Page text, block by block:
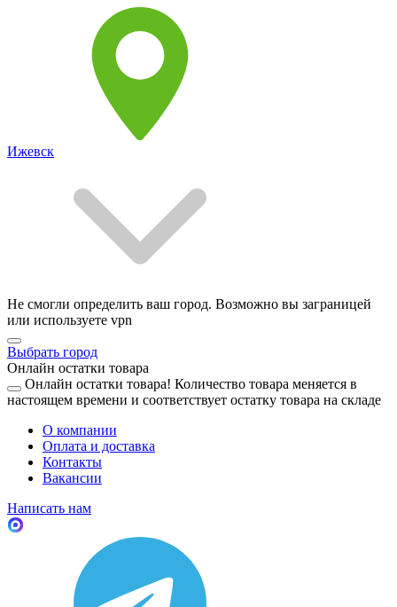
Ижевск
Не смогли определить ваш город. Возможно вы заграницей
или используете vpn
Выбрать город
Онлайн остатки товара
Онлайн остатки товара! Количество товара меняется в
настоящем времени и соответствует остатку товара на складе
О компании
Оплата и доставка
Контакты
Вакансии
Написать нам